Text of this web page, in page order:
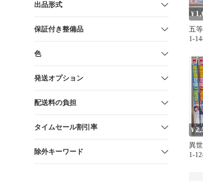
出品形式
保証付き整備品
色
発送オプション
配送料の負担
タイムセール割引率
除外キーワード
¥
五
1-
¥
異
1-